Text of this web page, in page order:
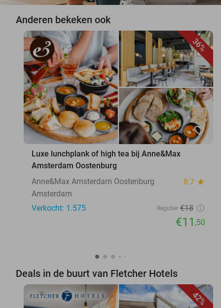
Anderen bekeken ook
36%
favorite_border
Luxe lunchplank of high tea bij Anne&Max
Amsterdam Oostenburg
Anne&Max Amsterdam Oostenburg
8.7 star
Amsterdam
Verkocht: 1.575
Regulier €18
€11 ,50
Deals in de buurt van Fletcher Hotels
42%